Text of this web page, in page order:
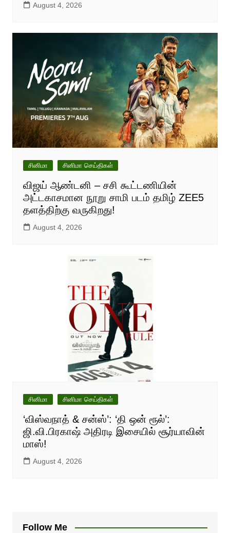
August 4, 2026
சினிமா சினிமா செய்திகள்
விஜய் ஆண்டனி – சசி கூட்டணியின்
அட்டகாசமான நூறு சாமி படம் தமிழ் ZEE5
தளத்திற்கு வருகிறது!
August 4, 2026
சினிமா சினிமா செய்திகள்
‘விஸ்வநாத் & சன்ஸ்’: ‘தி ஒன் ரூல்’:
ஜி.வி.பிரகாஷ் அதிரடி இசையில் சூர்யாவின்
மாஸ்!
August 4, 2026
Follow Me